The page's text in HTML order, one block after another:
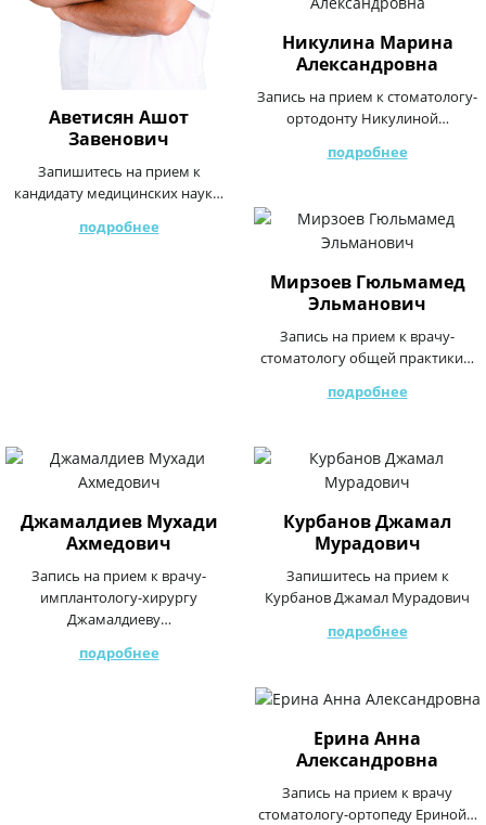
Аветисян Ашот
Завенович
Запишитесь на прием к
кандидату медицинских наук…
подробнее
Никулина Марина
Александровна
Запись на прием к стоматологу-
ортодонту Никулиной…
подробнее
Мирзоев Гюльмамед
Эльманович
Запись на прием к врачу-
стоматологу общей практики…
подробнее
Джамалдиев Мухади
Ахмедович
Запись на прием к врачу-
имплантологу-хирургу
Джамалдиеву…
подробнее
Курбанов Джамал
Мурадович
Запишитесь на прием к
Курбанов Джамал Мурадович
подробнее
Ерина Анна
Александровна
Запись на прием к врачу
стоматологу-ортопеду Ериной…